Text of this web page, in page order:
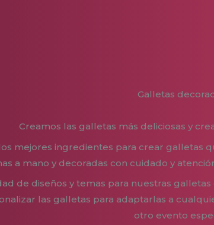
Galletas
Creamos las galletas más deliciosas y
mejores ingredientes para crear galletas
a mano y decoradas con cuidado y
de diseños y temas para nuestras
las galletas para adaptarlas a
otro evento